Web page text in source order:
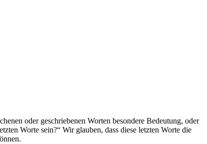
oder geschriebenen Worten besondere Bedeutung, oder
Worte sein?“ Wir glauben, dass diese letzten Worte die